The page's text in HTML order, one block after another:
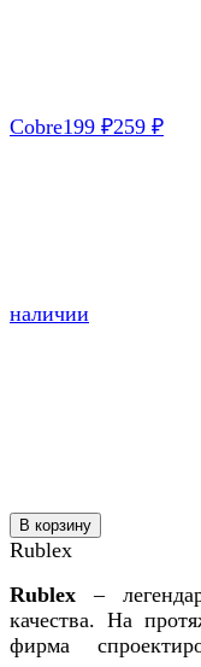
Cobre199 ₽259 ₽
наличии
В корзину
Rublex
Rublex –
качества. На
фирма